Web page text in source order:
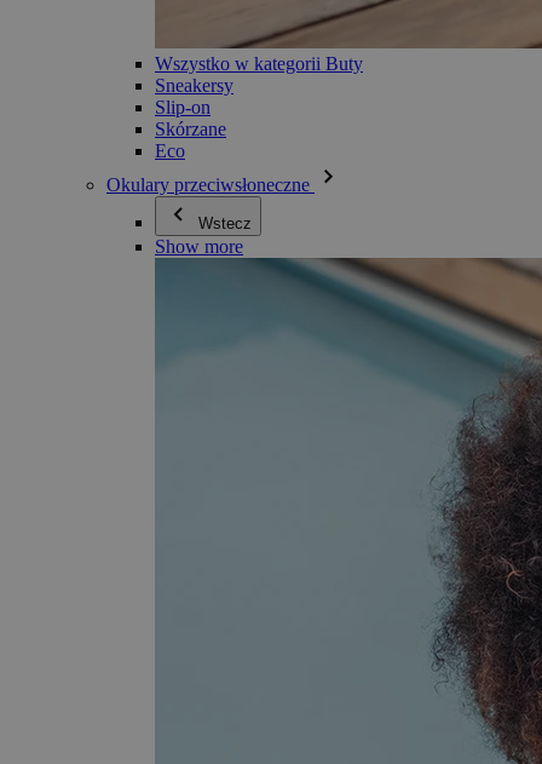
Wszystko w kategorii Buty
Sneakersy
Slip-on
Skórzane
Eco
Okulary przeciwsłoneczne
Wstecz
Show more